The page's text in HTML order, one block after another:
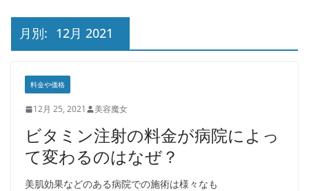
月別: 12月 2021
料金や価格
12月 25, 2021 美容魔女
ビタミン注射の料金が病院によっ
て変わるのはなぜ？
美肌効果などのある病院での施術は様々なも